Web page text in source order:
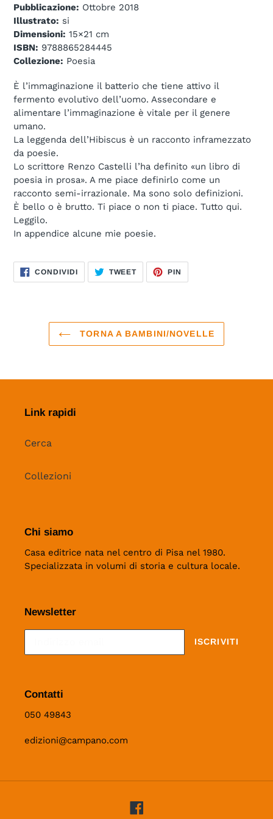
Pubblicazione: Ottobre 2018
Illustrato: si
Dimensioni: 15×21 cm
ISBN: 9788865284445
Collezione: Poesia
È l’immaginazione il batterio che tiene attivo il
fermento evolutivo dell’uomo. Assecondare e
alimentare l’immaginazione è vitale per il genere
umano.
La leggenda dell’Hibiscus è un racconto inframezzato
da poesie.
Lo scrittore Renzo Castelli l’ha definito «un libro di
poesia in prosa». A me piace definirlo come un
racconto semi-irrazionale. Ma sono solo definizioni.
È bello o è brutto. Ti piace o non ti piace. Tutto qui.
Leggilo.
In appendice alcune mie poesie.
CONDIVIDICONDIVIDI
FACEBOOK
TWEETTWITTA
TWITTER
PIN
PINTEREST
TORNA A BAMBINI/NOVELLE
Link rapidi
Cerca
Collezioni
Chi siamo
Casa editrice nata nel centro di Pisa nel 1980.
Specializzata in volumi di storia e cultura locale.
Newsletter
ISCRIVITI
Contatti
050 49843
edizioni@campano.com